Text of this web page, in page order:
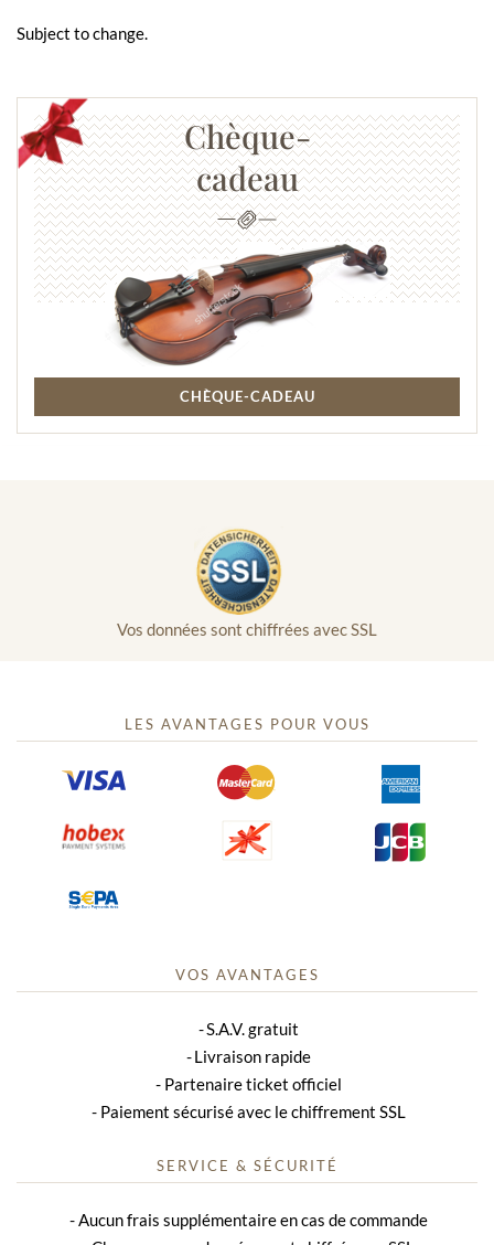
Subject to change.
Chèque-
cadeau
CHÈQUE-CADEAU
Vos données sont chiffrées avec SSL
LES AVANTAGES POUR VOUS
VOS AVANTAGES
S.A.V. gratuit
Livraison rapide
Partenaire ticket officiel
Paiement sécurisé avec le chiffrement SSL
SERVICE & SÉCURITÉ
Aucun frais supplémentaire en cas de commande